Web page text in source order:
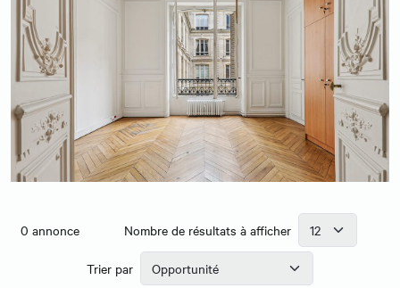
0 annonce Nombre de résultats à afficher
Trier par